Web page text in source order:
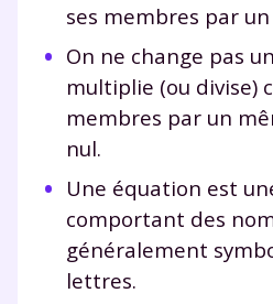
ses membres par
On ne change pas
multiplie (ou divise)
membres par un
nul.
Une équation est
comportant des
généralement
lettres.